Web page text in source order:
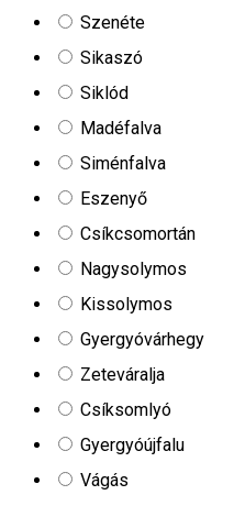
Szenéte
Sikaszó
Siklód
Madéfalva
Siménfalva
Eszenyő
Csíkcsomortán
Nagysolymos
Kissolymos
Gyergyóvárhegy
Zeteváralja
Csíksomlyó
Gyergyóújfalu
Vágás